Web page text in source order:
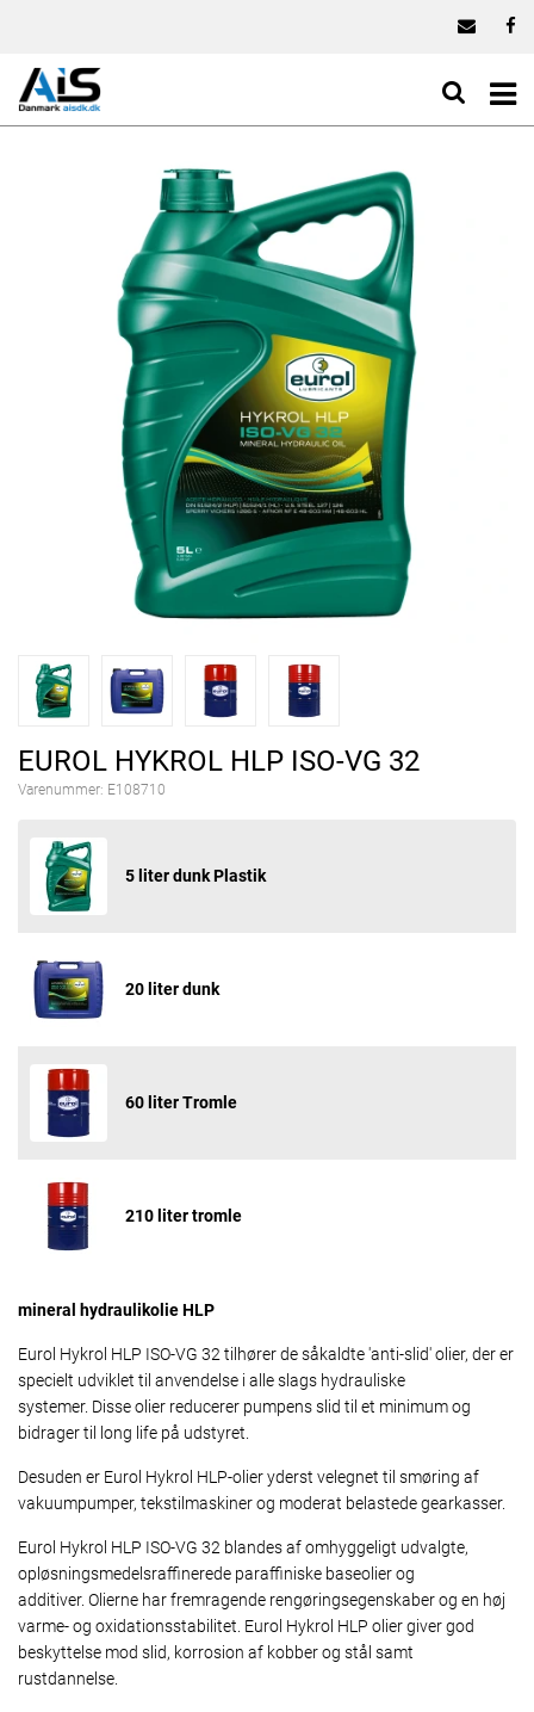
EUROL HYKROL HLP ISO-VG 32
Varenummer: E108710
5 liter dunk Plastik
20 liter dunk
60 liter Tromle
210 liter tromle
mineral hydraulikolie HLP
Eurol Hykrol HLP ISO-VG 32 tilhører de såkaldte 'anti-slid' olier, der er
specielt udviklet til anvendelse i alle slags hydrauliske
systemer. Disse olier reducerer pumpens slid til et minimum og
bidrager til long life på udstyret.
Desuden er Eurol Hykrol HLP-olier yderst velegnet til smøring af
vakuumpumper, tekstilmaskiner og moderat belastede gearkasser.
Eurol Hykrol HLP ISO-VG 32 blandes af omhyggeligt udvalgte,
opløsningsmedelsraffinerede paraffiniske baseolier og
additiver. Olierne har fremragende rengøringsegenskaber og en høj
varme- og oxidationsstabilitet. Eurol Hykrol HLP olier giver god
beskyttelse mod slid, korrosion af kobber og stål samt
rustdannelse.